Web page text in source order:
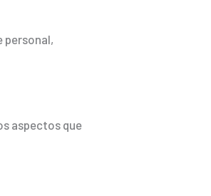
personal,
aspectos que